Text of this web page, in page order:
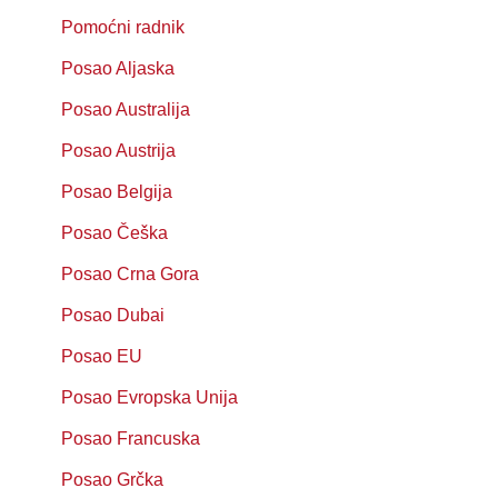
Pomoćni radnik
Posao Aljaska
Posao Australija
Posao Austrija
Posao Belgija
Posao Češka
Posao Crna Gora
Posao Dubai
Posao EU
Posao Evropska Unija
Posao Francuska
Posao Grčka